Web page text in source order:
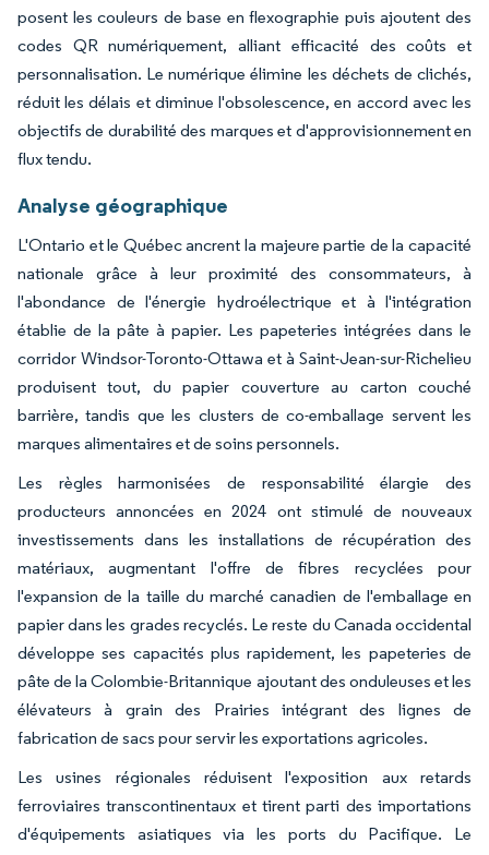
posent les couleurs de base en flexographie puis ajoutent des
codes QR numériquement, alliant efficacité des coûts et
personnalisation. Le numérique élimine les déchets de clichés,
réduit les délais et diminue l'obsolescence, en accord avec les
objectifs de durabilité des marques et d'approvisionnement en
flux tendu.
Analyse géographique
L'Ontario et le Québec ancrent la majeure partie de la capacité
nationale grâce à leur proximité des consommateurs, à
l'abondance de l'énergie hydroélectrique et à l'intégration
établie de la pâte à papier. Les papeteries intégrées dans le
corridor Windsor-Toronto-Ottawa et à Saint-Jean-sur-Richelieu
produisent tout, du papier couverture au carton couché
barrière, tandis que les clusters de co-emballage servent les
marques alimentaires et de soins personnels.
Les règles harmonisées de responsabilité élargie des
producteurs annoncées en 2024 ont stimulé de nouveaux
investissements dans les installations de récupération des
matériaux, augmentant l'offre de fibres recyclées pour
l'expansion de la taille du marché canadien de l'emballage en
papier dans les grades recyclés. Le reste du Canada occidental
développe ses capacités plus rapidement, les papeteries de
pâte de la Colombie-Britannique ajoutant des onduleuses et les
élévateurs à grain des Prairies intégrant des lignes de
fabrication de sacs pour servir les exportations agricoles.
Les usines régionales réduisent l'exposition aux retards
ferroviaires transcontinentaux et tirent parti des importations
d'équipements asiatiques via les ports du Pacifique. Le